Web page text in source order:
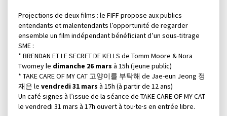
Projections de deux films : le FIFF propose aux publics
entendants et malentendants l’opportunité de regarder
ensemble un film indépendant bénéficiant d’un sous-titrage
SME :
* BRENDAN ET LE SECRET DE KELLS de Tomm Moore & Nora
Twomey le dimanche 26 mars à 15h (jeune public)
* TAKE CARE OF MY CAT 고양이를 부탁해 de Jae-eun Jeong 정
재은 le vendredi 31 mars à 15h (à partir de 12 ans)
Un café signes à l’issue de la séance de TAKE CARE OF MY CAT
le vendredi 31 mars à 17h ouvert à tou·te·s en entrée libre.